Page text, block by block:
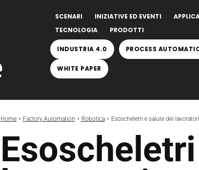
SCENARI INIZIATIVE ED EVENTI
TECNOLOGIA
PRODOTTI
INDUSTRIA 4.0 PROCESS
WHITE PAPER
Home Factory Automation Robotica Esoscheletri e salute dei